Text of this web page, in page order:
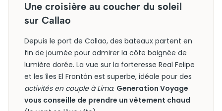
Une croisière au coucher du soleil
sur Callao
Depuis le port de Callao, des bateaux partent en
fin de journée pour admirer la côte baignée de
lumière dorée. La vue sur la forteresse Real Felipe
et les îles El Frontón est superbe, idéale pour des
activités en couple à Lima. Generation Voyage
vous conseille de prendre un vêtement chaud